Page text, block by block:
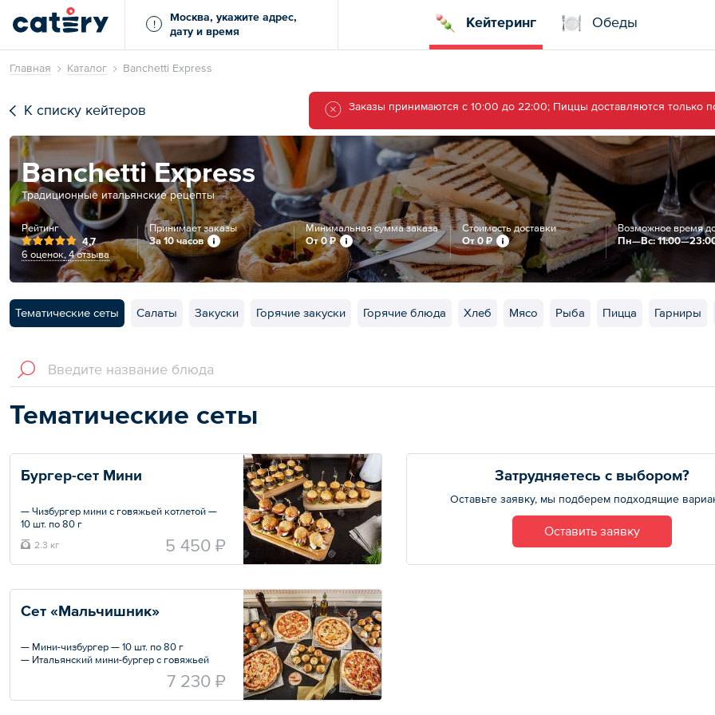
!
Москва, укажите адрес,
дату и время
Кейтеринг Обеды
Главная Каталог Banchetti Express
К списку кейтеров Заказы принимаются с 10:00 до 22:00; Пиццы доставляются только
Banchetti Express
Традиционные итальянские рецепты
Рейтинг
4,7
6 оценок, 4 отзыва
Принимает заказы
За 10 часов
Минимальная сумма заказа
От0 ₽
Стоимость доставки
От 0 ₽
Возможное время
Пн—Вс:
Тематические сеты Салаты Закуски Горячие закуски Горячие блюда Хлеб Мясо Рыба Пицца Гарниры
Тематические сеты
Бургер-сет Мини
— Чизбургер мини с говяжьей котлетой —
10 шт. по 80 г
котлетой — 10 шт. по 85 г
— Бургер с куриной котлетой — 10 шт. по 70
Общий вес – 2350 г
2.3 кг 5 450 ₽
Затрудняетесь с выбором?
Оставьте заявку, мы подберем подходящие
Оставить заявку
Сет «Мальчишник»
— Мини-чизбургер — 10 шт. по 80 г
— Итальянский мини-бургер с говяжьей
— Итальянский мини-бургер с куриной
котлетой — 10 шт. по 70 г
7 230 ₽